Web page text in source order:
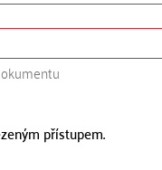
přístupem.